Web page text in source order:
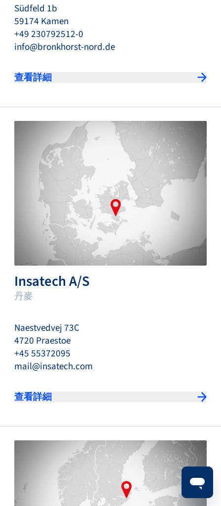
Südfeld 1b
59174 Kamen
+49 230792512-0
info@bronkhorst-nord.de
查看詳細
Insatech A/S
丹麥
Naestvedvej 73C
4720 Praestoe
+45 55372095
mail@insatech.com
查看詳細